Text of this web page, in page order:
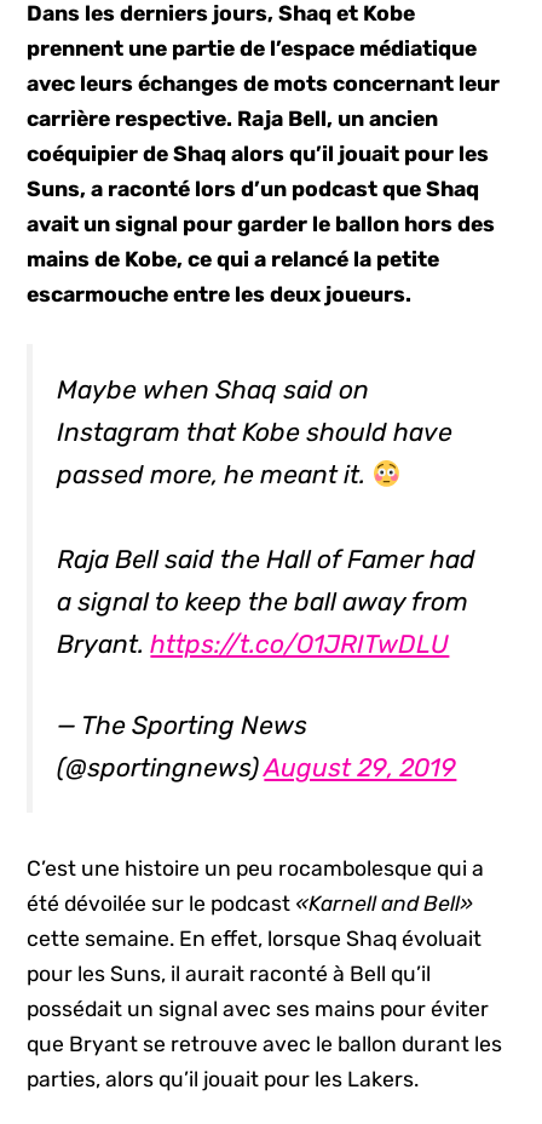
Dans les derniers jours, Shaq et Kobe
prennent une partie de l’espace médiatique
avec leurs échanges de mots concernant leur
carrière respective. Raja Bell, un ancien
coéquipier de Shaq alors qu’il jouait pour les
Suns, a raconté lors d’un podcast que Shaq
avait un signal pour garder le ballon hors des
mains de Kobe, ce qui a relancé la petite
escarmouche entre les deux joueurs.
Maybe when Shaq said on
Instagram that Kobe should have
passed more, he meant it.
Raja Bell said the Hall of Famer had
a signal to keep the ball away from
Bryant.https://t.co/O1JRITwDLU
— The Sporting News
(@sportingnews)August 29, 2019
C’est une histoire un peu rocambolesque qui a
été dévoilée sur le podcast «Karnell and Bell»
cette semaine. En effet, lorsque Shaq évoluait
pour les Suns, il aurait raconté à Bell qu’il
possédait un signal avec ses mains pour éviter
que Bryant se retrouve avec le ballon durant les
parties, alors qu’il jouait pour les Lakers.